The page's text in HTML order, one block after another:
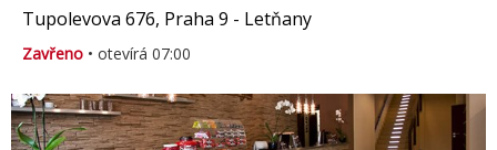
Tupolevova 676, Praha 9 - Letňany
Zavřeno • otevírá 07:00